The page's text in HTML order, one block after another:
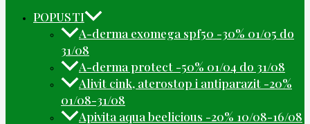
POPUSTI
A-derma exomega spf50 -30% 01/05 do
31/08
A-derma protect -50% 01/04 do 31/08
Alivit cink, aterostop i antiparazit -20%
01/08-31/08
Apivita aqua beelicious -20% 10/08-16/08